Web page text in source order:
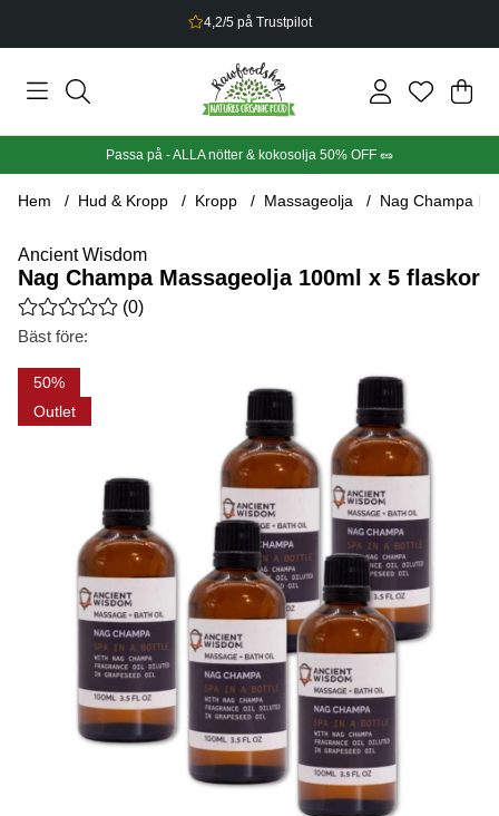
Bonus på allt du handlar
Din
.
Passa på - ALLA nötter & kokosolja 50% OFF 🥜
Hem Hud & Kropp Kropp Massageolja Nag Champa
Ancient Wisdom
Nag Champa Massageolja 100ml x 5 flaskor
Medelbetyg 0 av 5 Antal betyg 0
(0)
Bäst före:
50
Outlet
Produktbilder Nag Champa Massageolja 100ml x 5 flaskor